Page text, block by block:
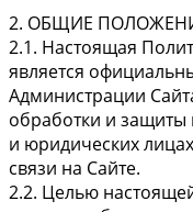
2. ОБЩИЕ
2.1. Настоящая
является
Администрации
обработки и
и юридических
связи на Сайте.
2.2. Целью